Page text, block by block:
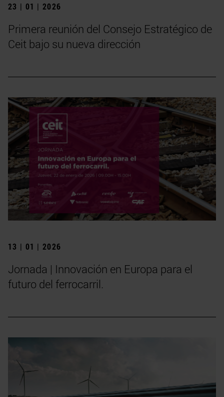
23 | 01 | 2026
Primera reunión del Consejo Estratégico de
Ceit bajo su nueva dirección
13 | 01 | 2026
Jornada | Innovación en Europa para el
futuro del ferrocarril.